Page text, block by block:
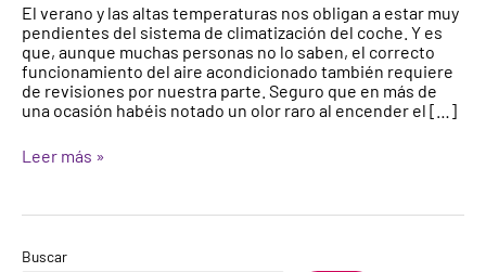
El verano y las altas temperaturas nos obligan a estar muy
pendientes del sistema de climatización del coche. Y es
que, aunque muchas personas no lo saben, el correcto
funcionamiento del aire acondicionado también requiere
de revisiones por nuestra parte. Seguro que en más de
una ocasión habéis notado un olor raro al encender el […]
Leer más »
Buscar